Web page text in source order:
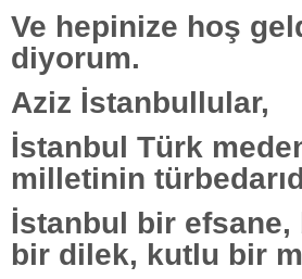
Ve hepinize hoş
diyorum.
Aziz İstanbullular,
İstanbul Türk
milletinin
İstanbul bir
bir dilek, kutlu bir